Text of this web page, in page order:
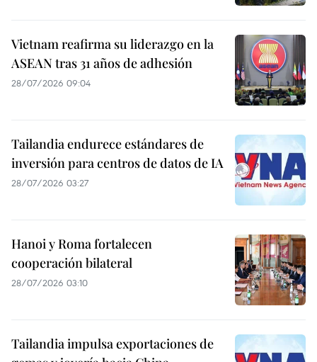
Vietnam reafirma su liderazgo en la
ASEAN tras 31 años de adhesión
28/07/2026 09:04
Tailandia endurece estándares de
inversión para centros de datos de IA
28/07/2026 03:27
Hanoi y Roma fortalecen
cooperación bilateral
28/07/2026 03:10
Tailandia impulsa exportaciones de